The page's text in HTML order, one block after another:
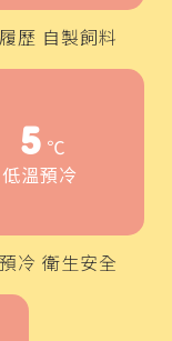
歷 自製飼料
5 ℃
低溫預冷
冷 衛生安全